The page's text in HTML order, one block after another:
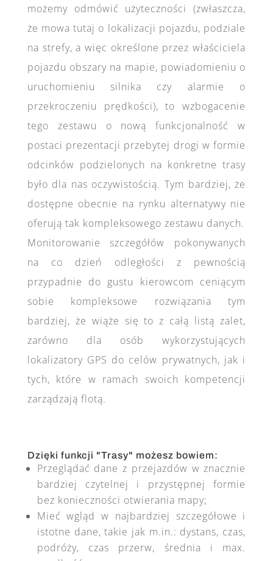
możemy odmówić użyteczności (zwłaszcza,
że mowa tutaj o lokalizacji pojazdu, podziale
na strefy, a więc określone przez właściciela
pojazdu obszary na mapie, powiadomieniu o
uruchomieniu silnika czy alarmie o
przekroczeniu prędkości), to wzbogacenie
tego zestawu o nową funkcjonalność w
postaci prezentacji przebytej drogi w formie
odcinków podzielonych na konkretne trasy
było dla nas oczywistością. Tym bardziej, że
dostępne obecnie na rynku alternatywy nie
oferują tak kompleksowego zestawu danych.
Monitorowanie szczegółów pokonywanych
na co dzień odległości z pewnością
przypadnie do gustu kierowcom ceniącym
sobie kompleksowe rozwiązania tym
bardziej, że wiąże się to z całą listą zalet,
zarówno dla osób wykorzystujących
lokalizatory GPS do celów prywatnych, jak i
tych, które w ramach swoich kompetencji
zarządzają flotą.
Dzięki funkcji "Trasy" możesz bowiem:
Przeglądać dane z przejazdów w znacznie
bardziej czytelnej i przystępnej formie
bez konieczności otwierania mapy;
Mieć wgląd w najbardziej szczegółowe i
istotne dane, takie jak m.in.: dystans, czas,
podróży, czas przerw, średnia i max.